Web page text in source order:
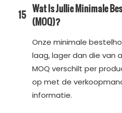
15 Wat Is Jullie Minimale
(MOQ)?
Onze minimale
laag, lager dan die van
MOQ verschilt per
op met de
informatie.